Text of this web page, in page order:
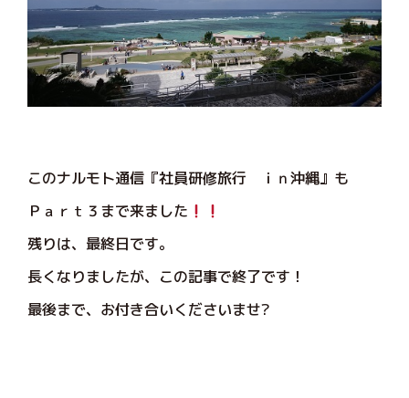
このナルモト通信『社員研修旅行 ｉｎ沖縄』も
Ｐａｒｔ３まで来ました
残りは、最終日です。
長くなりましたが、この記事で終了です！
最後まで、お付き合いくださいませ?